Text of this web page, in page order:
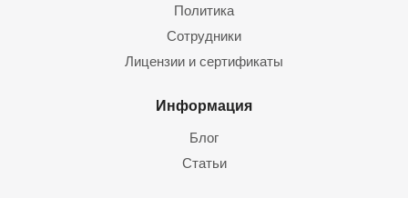
Политика
Сотрудники
Лицензии и сертификаты
Информация
Блог
Статьи